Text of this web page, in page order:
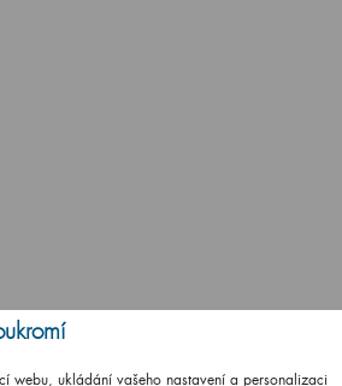
webu, ukládání vašeho nastavení a personalizaci